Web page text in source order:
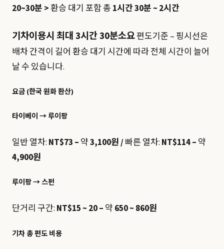
20~30분 >환승 대기 포함 총 1시간 30분 ~ 2시간
기차이용시 최대 3시간 30분소요편도기준 – 핑시선은
배차 간격이 길어 환승 대기 시간에 따라 전체 시간이 늘어
날 수 있습니다.
요금 (한국 원화 환산)
타이베이 → 루이팡
일반 열차: NT$73 – 약3,100원 /빠른 열차: NT$114 – 약
4,900원
루이팡 → 스펀
단거리 구간: NT$15 ~ 20 – 약 650 ~ 860원
기차 총 편도 비용